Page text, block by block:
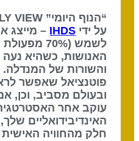
על ידיIHDS – מייצג
לשמש (70%
האנושות, כשהיא נעה
והשורות של המנדלה.
פוטנציאל שאפשר
ובעולם מסביב, וכן,
עוקב אחר האסטרטגיה
האינדיבידואליים שלך,
חלק מהחוויה האישית